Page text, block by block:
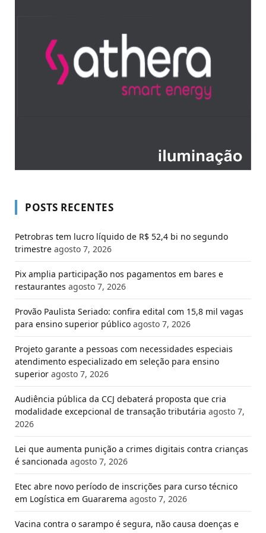
POSTS RECENTES
Petrobras tem lucro líquido de R$ 52,4 bi no segundo
trimestre agosto 7, 2026
Pix amplia participação nos pagamentos em bares e
restaurantes agosto 7, 2026
Provão Paulista Seriado: confira edital com 15,8 mil vagas
para ensino superior público agosto 7, 2026
Projeto garante a pessoas com necessidades especiais
atendimento especializado em seleção para ensino
superior agosto 7, 2026
Audiência pública da CCJ debaterá proposta que cria
modalidade excepcional de transação tributária agosto 7,
2026
Lei que aumenta punição a crimes digitais contra crianças
é sancionada agosto 7, 2026
Etec abre novo período de inscrições para curso técnico
em Logística em Guararema agosto 7, 2026
Vacina contra o sarampo é segura, não causa doenças e